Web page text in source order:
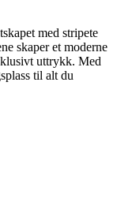
med stripete
skaper et moderne
uttrykk. Med
til alt du